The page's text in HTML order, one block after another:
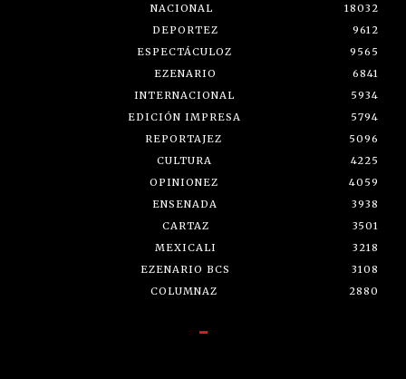
NACIONAL
18032
DEPORTEZ
9612
ESPECTÁCULOZ
9565
EZENARIO
6841
INTERNACIONAL
5934
EDICIÓN IMPRESA
5794
REPORTAJEZ
5096
CULTURA
4225
OPINIONEZ
4059
ENSENADA
3938
CARTAZ
3501
MEXICALI
3218
EZENARIO BCS
3108
COLUMNAZ
2880
-